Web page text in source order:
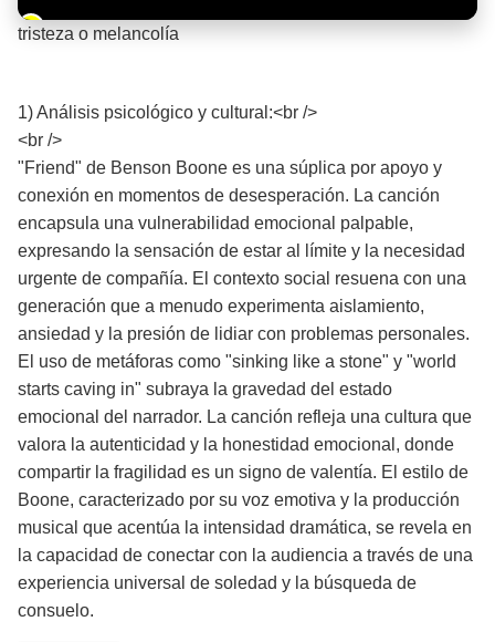
Barra de progreso de la reproducción
tristeza o melancolía
1) Análisis psicológico y cultural:<br />
<br />
"Friend" de Benson Boone es una súplica por apoyo y
conexión en momentos de desesperación. La canción
encapsula una vulnerabilidad emocional palpable,
expresando la sensación de estar al límite y la necesidad
urgente de compañía. El contexto social resuena con una
generación que a menudo experimenta aislamiento,
ansiedad y la presión de lidiar con problemas personales.
El uso de metáforas como "sinking like a stone" y "world
starts caving in" subraya la gravedad del estado
emocional del narrador. La canción refleja una cultura que
valora la autenticidad y la honestidad emocional, donde
compartir la fragilidad es un signo de valentía. El estilo de
Boone, caracterizado por su voz emotiva y la producción
musical que acentúa la intensidad dramática, se revela en
la capacidad de conectar con la audiencia a través de una
experiencia universal de soledad y la búsqueda de
consuelo.